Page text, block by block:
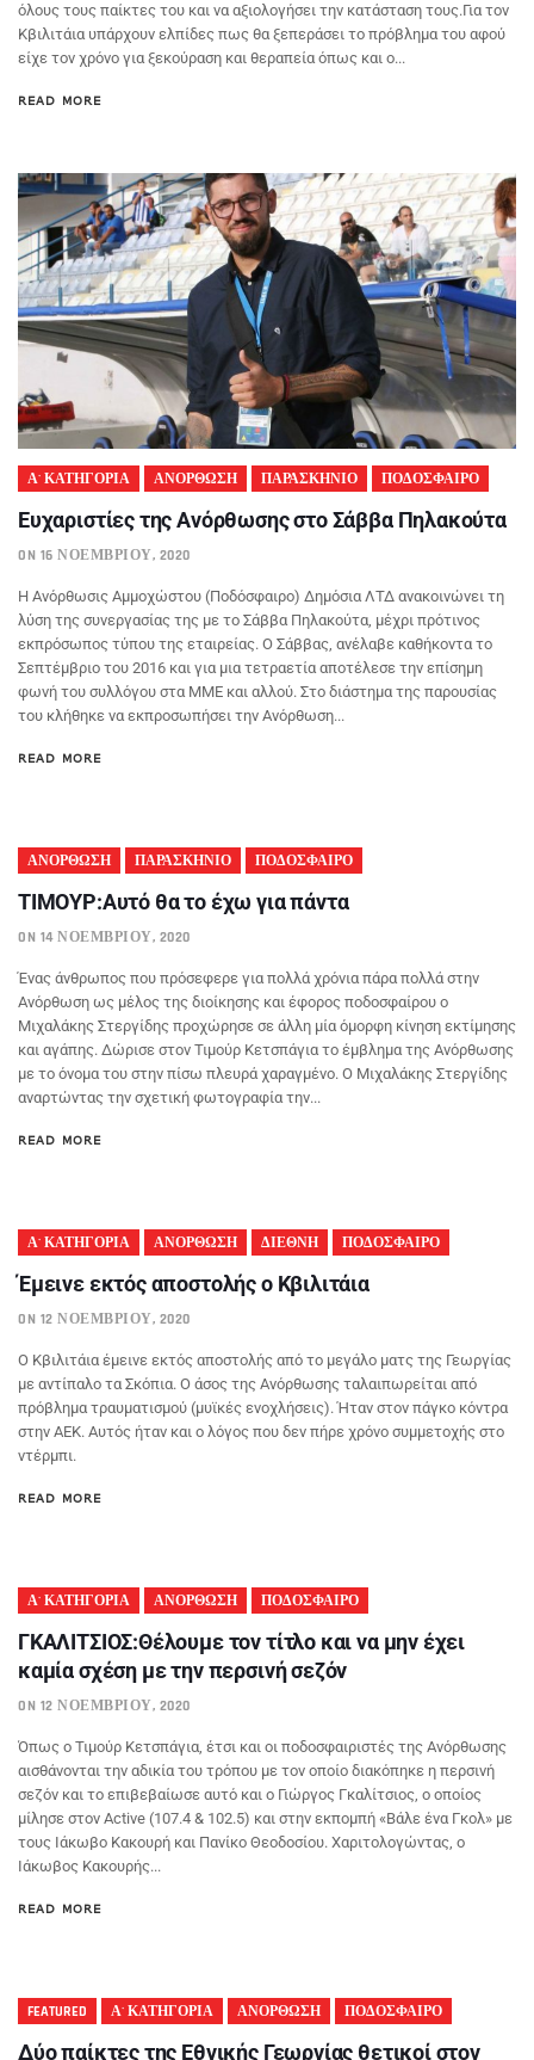
όλους τους παίκτες του και να αξιολογήσει την κατάσταση τους.Για τον
Κβιλιτάια υπάρχουν ελπίδες πως θα ξεπεράσει το πρόβλημα του αφού
είχε τον χρόνο για ξεκούραση και θεραπεία όπως και ο...
READ MORE
Α' ΚΑΤΗΓΟΡΙΑ ΑΝΟΡΘΩΣΗ ΠΑΡΑΣΚΗΝΙΟ ΠΟΔΟΣΦΑΙΡΟ
Ευχαριστίες της Ανόρθωσης στο Σάββα Πηλακούτα
ON 16 ΝΟΕΜΒΡΊΟΥ, 2020
Η Ανόρθωσις Αμμοχώστου (Ποδόσφαιρο) Δημόσια ΛΤΔ ανακοινώνει τη
λύση της συνεργασίας της με το Σάββα Πηλακούτα, μέχρι πρότινος
εκπρόσωπος τύπου της εταιρείας. Ο Σάββας, ανέλαβε καθήκοντα το
Σεπτέμβριο του 2016 και για μια τετραετία αποτέλεσε την επίσημη
φωνή του συλλόγου στα ΜΜΕ και αλλού. Στο διάστημα της παρουσίας
του κλήθηκε να εκπροσωπήσει την Ανόρθωση...
READ MORE
ΑΝΟΡΘΩΣΗ ΠΑΡΑΣΚΗΝΙΟ ΠΟΔΟΣΦΑΙΡΟ
ΤΙΜΟΥΡ:Aυτό θα το έχω για πάντα
ON 14 ΝΟΕΜΒΡΊΟΥ, 2020
Ένας άνθρωπος που πρόσεφερε για πολλά χρόνια πάρα πολλά στην
Ανόρθωση ως μέλος της διοίκησης και έφορος ποδοσφαίρου ο
Μιχαλάκης Στεργίδης προχώρησε σε άλλη μία όμορφη κίνηση εκτίμησης
και αγάπης. Δώρισε στον Τιμούρ Κετσπάγια το έμβλημα της Ανόρθωσης
με το όνομα του στην πίσω πλευρά χαραγμένο. Ο Μιχαλάκης Στεργίδης
αναρτώντας την σχετική φωτογραφία την...
READ MORE
Α' ΚΑΤΗΓΟΡΙΑ ΑΝΟΡΘΩΣΗ ΔΙΕΘΝΗ ΠΟΔΟΣΦΑΙΡΟ
Έμεινε εκτός αποστολής ο Κβιλιτάια
ON 12 ΝΟΕΜΒΡΊΟΥ, 2020
Ο Κβιλιτάια έμεινε εκτός αποστολής από το μεγάλο ματς της Γεωργίας
με αντίπαλο τα Σκόπια. Ο άσος της Ανόρθωσης ταλαιπωρείται από
πρόβλημα τραυματισμού (μυϊκές ενοχλήσεις). Ήταν στον πάγκο κόντρα
στην ΑΕΚ. Αυτός ήταν και ο λόγος που δεν πήρε χρόνο συμμετοχής στο
ντέρμπι.
READ MORE
Α' ΚΑΤΗΓΟΡΙΑ ΑΝΟΡΘΩΣΗ ΠΟΔΟΣΦΑΙΡΟ
ΓΚΑΛΙΤΣΙΟΣ:Θέλουμε τον τίτλο και να μην έχει
καμία σχέση με την περσινή σεζόν
ON 12 ΝΟΕΜΒΡΊΟΥ, 2020
Όπως ο Τιμούρ Κετσπάγια, έτσι και οι ποδοσφαιριστές της Ανόρθωσης
αισθάνονται την αδικία του τρόπου με τον οποίο διακόπηκε η περσινή
σεζόν και το επιβεβαίωσε αυτό και ο Γιώργος Γκαλίτσιος, ο οποίος
μίλησε στον Active (107.4 & 102.5) και στην εκπομπή «Βάλε ένα Γκολ» με
τους Ιάκωβο Κακουρή και Πανίκο Θεοδοσίου. Χαριτολογώντας, ο
Ιάκωβος Κακουρής...
READ MORE
FEATURED Α' ΚΑΤΗΓΟΡΙΑ ΑΝΟΡΘΩΣΗ ΠΟΔΟΣΦΑΙΡΟ
Δύο παίκτες της Εθνικής Γεωργίας θετικοί στον